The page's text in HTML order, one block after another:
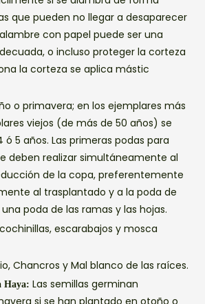
que pueden no llegar a desaparecer
con papel puede ser una
o incluso proteger la corteza
la corteza se aplica mástic
o primavera; en los ejemplares más
viejos (de más de 50 años) se
5 años. Las primeras podas para
deben realizar simultáneamente al
de la copa, preferentemente
al trasplantado y a la poda de
poda de las ramas y las hojas.
escarabajos y mosca
Chancros y Mal blanco de las raíces.
Haya: Las semillas germinan